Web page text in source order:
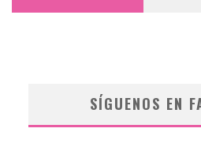
SÍGUENOS EN